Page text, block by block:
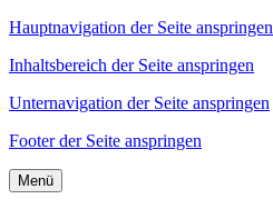
Hauptnavigation der Seite anspringen
Inhaltsbereich der Seite anspringen
Unternavigation der Seite anspringen
Footer der Seite anspringen
Menü